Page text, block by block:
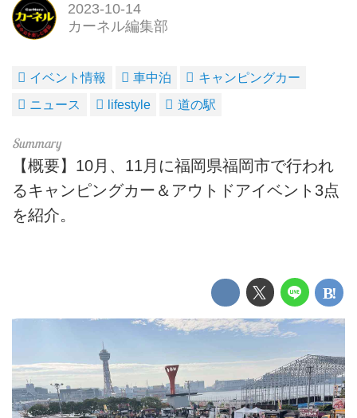
2023-10-14
カーネル編集部
イベント情報 車中泊
キャンピングカー
ニュース
lifestyle 道の駅
【概要】10月、11月に福岡県福岡市で行われ
るキャンピングカー＆アウトドアイベント3点
を紹介。